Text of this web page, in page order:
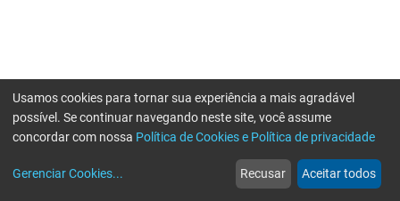
web
Notícias
more_horiz
Mais
Usamos cookies para tornar sua experiência a mais agradável
possível. Se continuar navegando neste site, você assume
concordar com nossa Política de Cookies e Política de privacidade
Gerenciar Cookies... Recusar Aceitar todos
Erro ao enviar informações, por favor tente novamente